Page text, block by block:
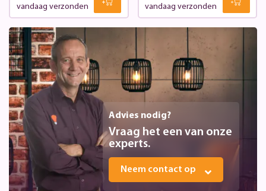
vandaag verzonden
vandaag verzonden
Advies nodig?
Vraag het een van onze
experts.
Neem contact op